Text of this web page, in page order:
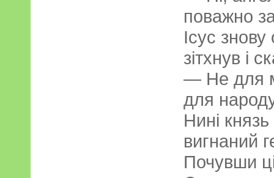
поважно
Ісус
зітхнув і
— Не для
для
Нині
вигнаний
Почувши